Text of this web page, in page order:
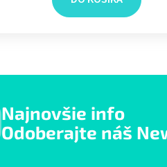
Najnovšie info
Odoberajte náš